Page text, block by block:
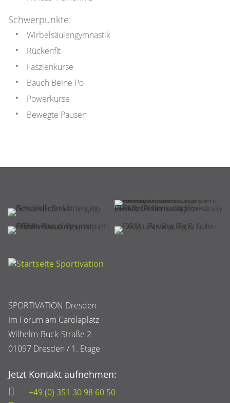
Schwerpunkte:
Wirbelsäulengymnastik
Rückenfit
Faszienkurse
Bauch Beine Po
Powerkurse
Bewegte Pausen
SPORTIVATION Dresden
Im Forum am Carolaplatz
Wilhelm-Buck-Straße 2
01097 Dresden / 1. Etage
Jetzt Kontakt aufnehmen:
+49 (0) 351 30 98 60 50